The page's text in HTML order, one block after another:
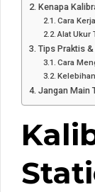
Kenapa
Cara
Alat Ukur
Tips Praktis
Cara
Jangan Main